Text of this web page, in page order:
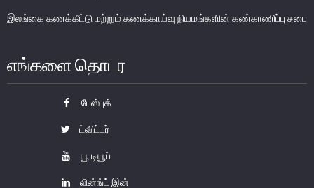
இலங்கை கணக்கீட்டு மற்றும் கணக்காய்வு நியமங்களின் கண்காணிப்பு சபை
எங்களை தொடர
பேஸ்புக்
ட்விட்டர்
யூ டியூப்
லின்ங்ட் இன்